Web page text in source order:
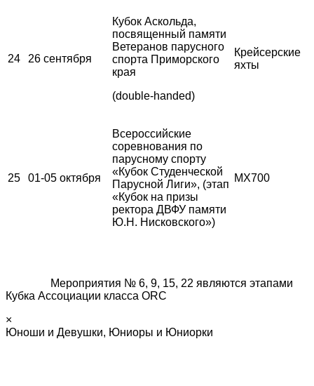
24 26 сентября
Кубок Аскольда,
посвященный памяти
Ветеранов парусного
спорта Приморского
края
(double-handed)
Крейсерские
яхты
25 01-05 октября
Всероссийские
соревнования по
парусному спорту
«Кубок Студенческой
Парусной Лиги», (этап
«Кубок на призы
ректора ДВФУ памяти
Ю.Н. Нисковского»)
MX700
Мероприятия № 6, 9, 15, 22 являются этапами
Кубка Ассоциации класса ORC
×
Юноши и Девушки, Юниоры и Юниорки